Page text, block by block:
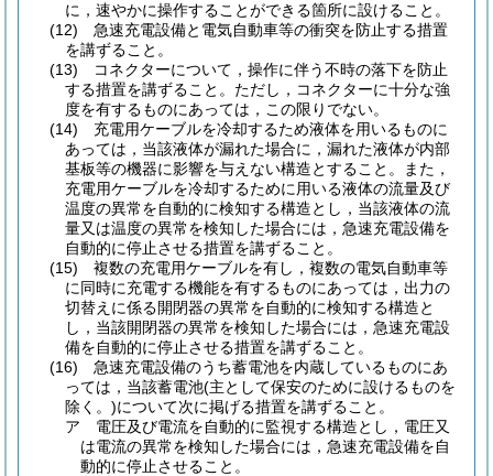
に，速やかに操作することができる箇所に設けること。
(12)
急速充電設備と電気自動車等の衝突を防止する措置
を講ずること。
(13)
コネクターについて，操作に伴う不時の落下を防止
する措置を講ずること。 ただし，コネクターに十分な強
度を有するものにあっては，この限りでない。
(14)
充電用ケーブルを冷却するため液体を用いるものに
あっては，当該液体が漏れた場合に，漏れた液体が内部
基板等の機器に影響を与えない構造とすること。
また，
充電用ケーブルを冷却するために用いる液体の流量及び
温度の異常を自動的に検知する構造とし，当該液体の流
量又は温度の異常を検知した場合には，急速充電設備を
自動的に停止させる措置を講ずること。
(15)
複数の充電用ケーブルを有し，複数の電気自動車等
に同時に充電する機能を有するものにあっては，出力の
切替えに係る開閉器の異常を自動的に検知する構造と
し，当該開閉器の異常を検知した場合には，急速充電設
備を自動的に停止させる措置を講ずること。
(16)
急速充電設備のうち蓄電池を内蔵しているものにあ
っては，当該蓄電池(主として保安のために設けるものを
除く。)について次に掲げる措置を講ずること。
ア
電圧及び電流を自動的に監視する構造とし，電圧又
は電流の異常を検知した場合には，急速充電設備を自
動的に停止させること。